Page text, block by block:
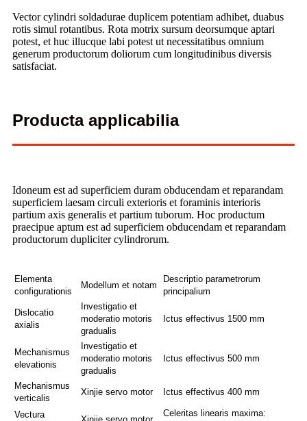
Vector cylindri soldadurae duplicem potentiam adhibet, duabus
rotis simul rotantibus. Rota motrix sursum deorsumque aptari
potest, et huc illucque labi potest ut necessitatibus omnium
generum productorum doliorum cum longitudinibus diversis
satisfaciat.
Producta applicabilia
Idoneum est ad superficiem duram obducendam et reparandam
superficiem laesam circuli exterioris et foraminis interioris
partium axis generalis et partium tuborum. Hoc productum
praecipue aptum est ad superficiem obducendam et reparandam
productorum dupliciter cylindrorum.
Elementa
configurationis
Modellum et notam
Descriptio parametrorum
principalium
Dislocatio
axialis
Investigatio et
moderatio motoris
gradualis
Ictus effectivus 1500 mm
Mechanismus
elevationis
Investigatio et
moderatio motoris
gradualis
Ictus effectivus 500 mm
Mechanismus
verticalis
Xinjie servo motor Ictus effectivus 400 mm
Vectura
Celeritas linearis maxima: